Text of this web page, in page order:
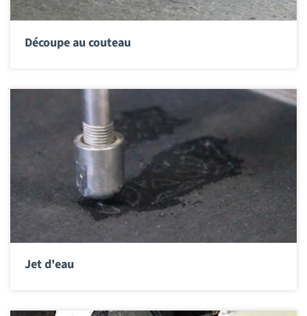
Découpe au couteau
Jet d'eau